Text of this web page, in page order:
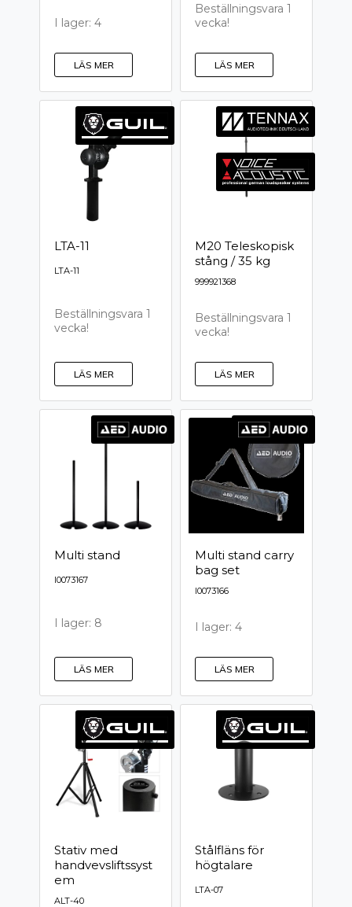
I lager: 4
LÄS MER
Beställningsvara 1
vecka!
LÄS MER
LTA-11
LTA-11
Beställningsvara 1
vecka!
LÄS MER
M20 Teleskopisk
stång / 35 kg
999921368
Beställningsvara 1
vecka!
LÄS MER
Multi stand
I0073167
I lager: 8
LÄS MER
Multi stand carry
bag set
I0073166
I lager: 4
LÄS MER
Stativ med
handvevsliftssyst
em
ALT-40
Stålfläns för
högtalare
LTA-07